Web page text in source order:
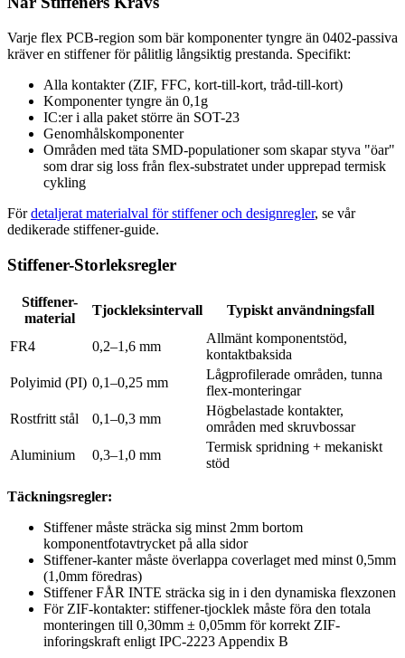
Varje flex PCB-region som bär komponenter tyngre än 0402-passiva
kräver en stiffener för pålitlig långsiktig prestanda. Specifikt:
Alla kontakter (ZIF, FFC, kort-till-kort, tråd-till-kort)
Komponenter tyngre än 0,1g
IC:er i alla paket större än SOT-23
Genomhålskomponenter
Områden med täta SMD-populationer som skapar styva "öar"
som drar sig loss från flex-substratet under upprepad termisk
cykling
Fördetaljerat materialval för stiffener och designregler, se vår
dedikerade stiffener-guide.
Stiffener-Storleksregler
Stiffener-
material
Tjockleksintervall Typiskt användningsfall
FR4 0,2–1,6 mm
Allmänt komponentstöd,
kontaktbaksida
Polyimid (PI) 0,1–0,25 mm
Lågprofilerade områden, tunna
flex-monteringar
Rostfritt stål
0,1–0,3 mm
Högbelastade kontakter,
områden med skruvbossar
Aluminium
0,3–1,0 mm
Termisk spridning + mekaniskt
stöd
Täckningsregler:
Stiffener måste sträcka sig minst 2mm bortom
komponentfotavtrycket på alla sidor
Stiffener-kanter måste överlappa coverlaget med minst 0,5mm
(1,0mm föredras)
Stiffener FÅR INTE sträcka sig in i den dynamiska flexzonen
För ZIF-kontakter: stiffener-tjocklek måste föra den totala
monteringen till 0,30mm ± 0,05mm för korrekt ZIF-
inforingskraft enligt IPC-2223 Appendix B